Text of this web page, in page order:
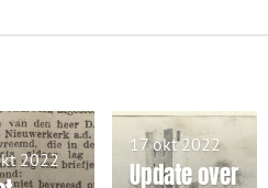
2022
Update over
17 okt 2022